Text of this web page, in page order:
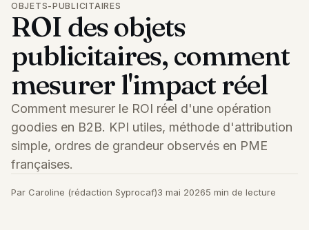
OBJETS-PUBLICITAIRES
ROI des objets
publicitaires, comment
mesurer l'impact réel
Comment mesurer le ROI réel d'une opération
goodies en B2B. KPI utiles, méthode d'attribution
simple, ordres de grandeur observés en PME
françaises.
Par Caroline (rédaction Syprocaf)3 mai 20265 min de lecture